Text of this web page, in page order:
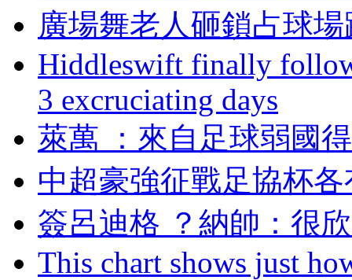
廣場舞老人砸鎖占球
Hiddleswift finally
3 excruciating days
萊萬 ：來自足球弱
中超豪強征戰足協杯
簽呂迪格 ？納帥
This chart shows just